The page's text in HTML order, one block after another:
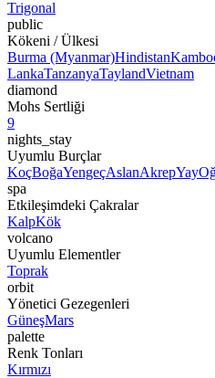
Trigonal
public
Kökeni / Ülkesi
Burma (Myanmar)Hindistan
LankaTanzanyaTaylandVietnam
diamond
Mohs Sertliği
9
nights_stay
Uyumlu Burçlar
KoçBoğaYengeçAslanAkrepYay
spa
Etkileşimdeki Çakralar
KalpKök
volcano
Uyumlu Elementler
Toprak
orbit
Yönetici Gezegenleri
GüneşMars
palette
Renk Tonları
Kırmızı